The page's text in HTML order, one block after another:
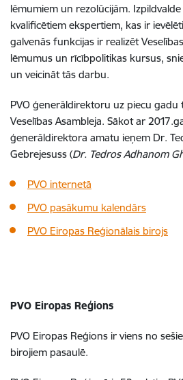
lēmumiem un rezolūcijām.
kvalificētiem ekspertiem, kas ir
galvenās funkcijas ir realizēt
lēmumus un rīcībpolitikas kursus,
un veicināt tās darbu.
PVO ģenerāldirektoru uz piecu gadu
Veselības Asambleja. Sākot ar
ģenerāldirektora amatu ieņem Dr.
Gebrejesuss (Dr. Tedros Adhanom
PVO internetā
PVO pasākumu kalendārs
PVO Eiropas Reģionālais birojs
PVO Eiropas Reģions
PVO Eiropas Reģions ir viens no
birojiem pasaulē.